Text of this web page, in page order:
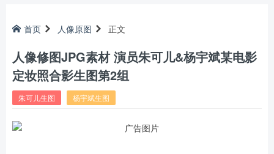
首页 人像原图 正文
人像修图JPG素材 演员朱可儿&杨宇斌某电影
定妆照合影生图第2组
朱可儿生图 杨宇斌生图